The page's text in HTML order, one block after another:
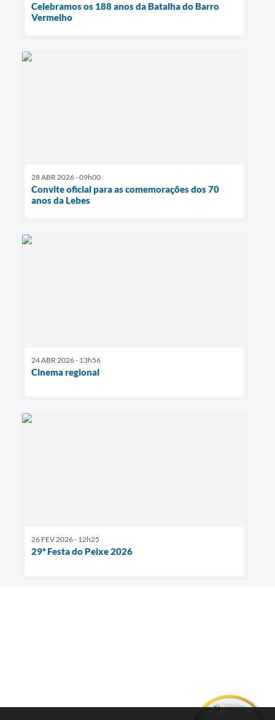
Celebramos os 188 anos da Batalha do Barro
Vermelho
28 ABR 2026 - 09h00
Convite oficial para as comemorações dos 70
anos da Lebes
24 ABR 2026 - 13h56
Cinema regional
26 FEV 2026 - 12h25
29ª Festa do Peixe 2026